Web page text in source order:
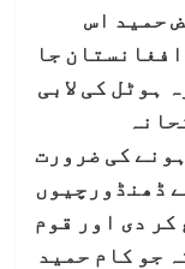
حمید اس
جا
ہوٹل کی لابی
کی ضرورت
ڈھنڈورچیوں
کر دی اور قوم
جو کام حمید